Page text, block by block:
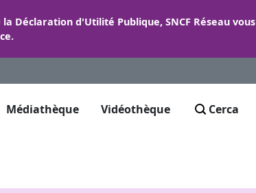
Déclaration d'Utilité Publique, SNCF Réseau vous
Médiathèque Vidéothèque Cerca